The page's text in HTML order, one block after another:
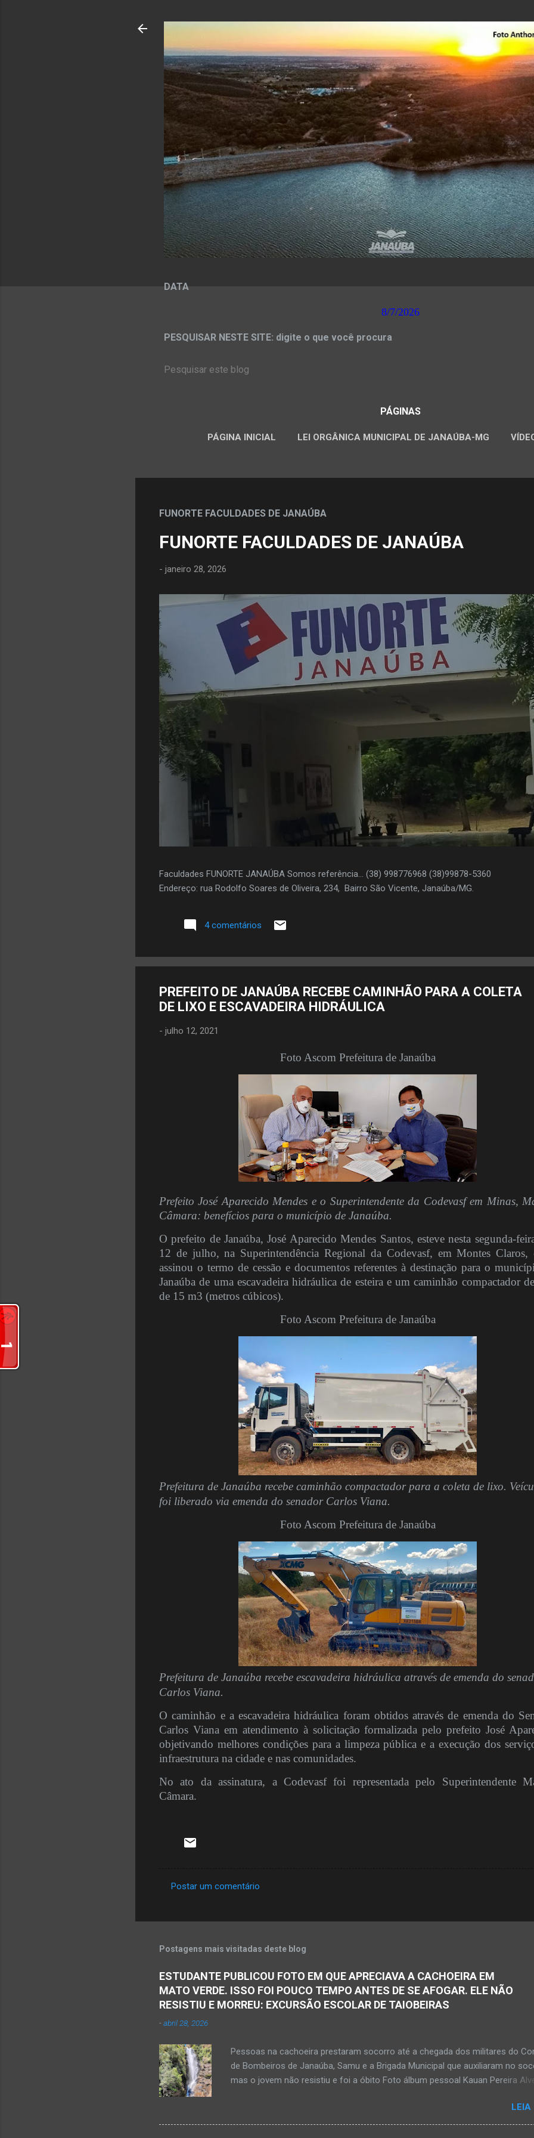
DATA
8/7/2026
PESQUISAR NESTE SITE: digite o que você procura
PÁGINAS
PÁGINA INICIAL LEI ORGÂNICA MUNICIPAL DE JANAÚBA-MG
FUNORTE FACULDADES DE JANAÚBA
FUNORTE FACULDADES DE JANAÚBA
- janeiro 28, 2026
Faculdades FUNORTE JANAÚBA Somos referência... (38) 998776968 (38)99878-5360
Endereço: rua Rodolfo Soares de Oliveira, 234, Bairro São Vicente, Janaúba/MG.
4 comentários
PREFEITO DE JANAÚBA RECEBE CAMINHÃO PARA A COLETA
DE LIXO E ESCAVADEIRA HIDRÁULICA
- julho 12, 2021
Foto Ascom Prefeitura de Janaúba
Prefeito José Aparecido Mendes e o Superintendente da Codevasf em Minas,
Câmara: benefícios para o município de Janaúba.
O prefeito de Janaúba, José Aparecido Mendes Santos, esteve nesta segunda-
12 de julho, na Superintendência Regional da Codevasf, em Montes Claros,
assinou o termo de cessão e documentos referentes à destinação para o
Janaúba de uma escavadeira hidráulica de esteira e um caminhão compactador
de 15 m3 (metros cúbicos).
Foto Ascom Prefeitura de Janaúba
Prefeitura de Janaúba recebe caminhão compactador para a coleta de lixo.
foi liberado via emenda do senador Carlos Viana.
Foto Ascom Prefeitura de Janaúba
Prefeitura de Janaúba recebe escavadeira hidráulica através de emenda do
Carlos Viana.
O caminhão e a escavadeira hidráulica foram obtidos através de emenda do
Carlos Viana em atendimento à solicitação formalizada pelo prefeito José
objetivando melhores condições para a limpeza pública e a execução dos
infraestrutura na cidade e nas comunidades.
No ato da assinatura, a Codevasf foi representada pelo Superintendente
Câmara.
e
t
á
o
s
Postar um comentário
Postagens mais visitadas deste blog
ESTUDANTE PUBLICOU FOTO EM QUE APRECIAVA A CACHOEIRA EM
MATO VERDE. ISSO FOI POUCO TEMPO ANTES DE SE AFOGAR. ELE NÃO
RESISTIU E MORREU: EXCURSÃO ESCOLAR DE TAIOBEIRAS
-abril 28, 2026
Pessoas na cachoeira prestaram socorro até a chegada dos militares do
de Bombeiros de Janaúba, Samu e a Brigada Municipal que auxiliaram no
mas o jovem não resistiu e foi a óbito Foto álbum pessoal Kauan Pereira
Mato Verde, pouco tempo antes de se afogar e depois vir a óbito nesta
feira, dia 28 de abril de 2026. Foto álbum pessoal Kauan Pereira Alves.
LEIA